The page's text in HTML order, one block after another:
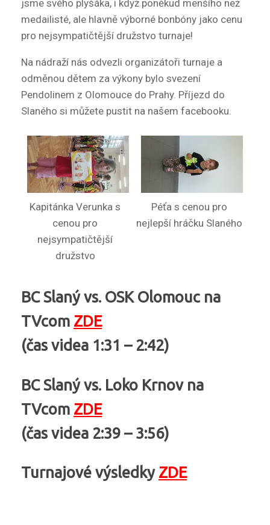
jsme svého plyšáka, i když poněkud menšího než
medailisté, ale hlavně výborné bonbóny jako cenu
pro nejsympatičtější družstvo turnaje!
Na nádraží nás odvezli organizátoři turnaje a
odměnou dětem za výkony bylo svezení
Pendolinem z Olomouce do Prahy. Příjezd do
Slaného si můžete pustit na našem facebooku.
Kapitánka Verunka s
cenou pro
nejsympatičtější
družstvo
Péťa s cenou pro
nejlepší hráčku Slaného
BC Slaný vs. OSK Olomouc na
TVcom ZDE
(čas videa 1:31 – 2:42)
BC Slaný vs. Loko Krnov na
TVcom ZDE
(čas videa 2:39 – 3:56)
Turnajové výsledky ZDE